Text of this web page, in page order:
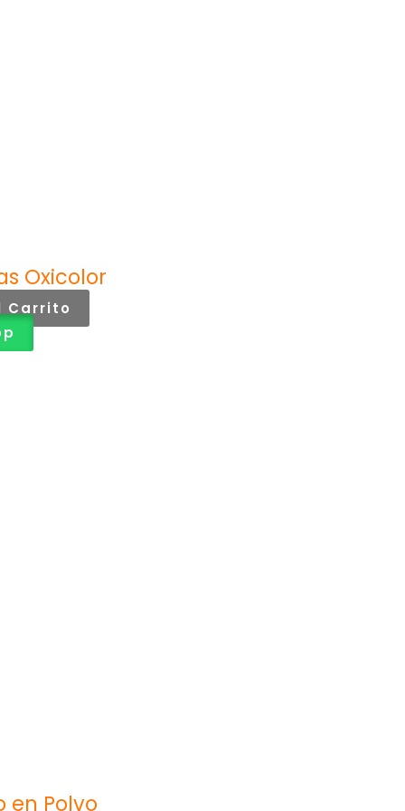
Oxicolor
Carrito
en Polvo